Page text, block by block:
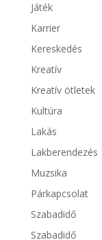
Játék
Karrier
Kereskedés
Kreatív
Kreatív ötletek
Kultúra
Lakás
Lakberendezés
Muzsika
Párkapcsolat
Szabadidő
Szabadidő